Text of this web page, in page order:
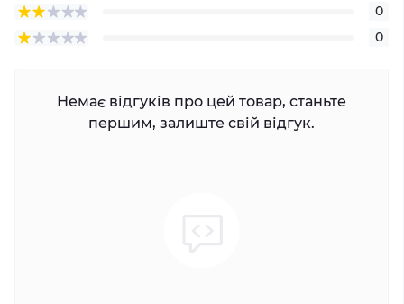
0
0
Немає відгуків про цей товар, станьте
першим, залиште свій відгук.